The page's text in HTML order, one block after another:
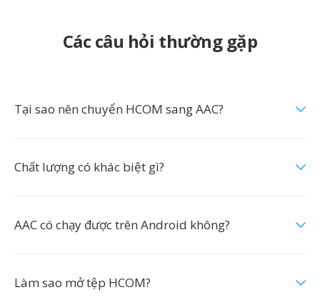
Các câu hỏi thường gặp
Tại sao nên chuyển HCOM sang AAC?
Chất lượng có khác biệt gì?
AAC có chạy được trên Android không?
Làm sao mở tệp HCOM?